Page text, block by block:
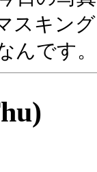
スキン
んです。